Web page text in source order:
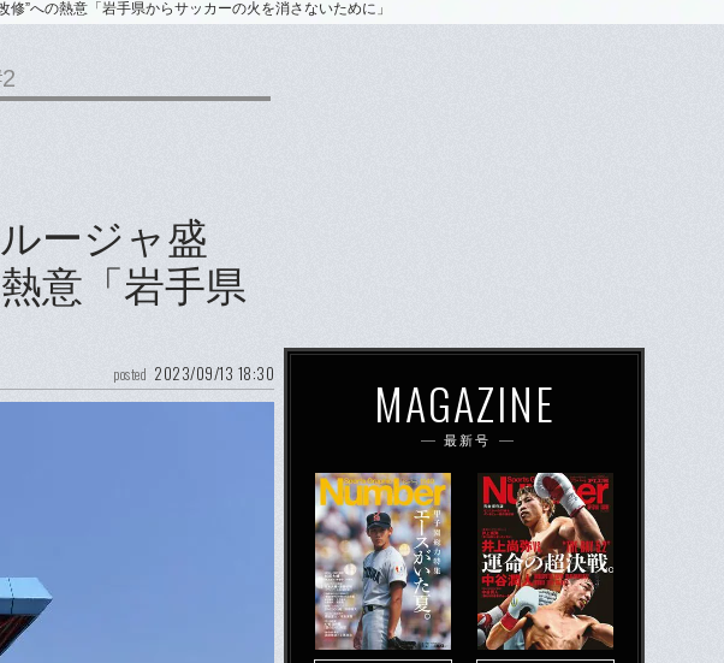
”への熱意「岩手県からサッカーの火を消さないために」
ージャ盛
意「岩手県
posted 2023/09/13 18:30 MAGAZINE
最新号